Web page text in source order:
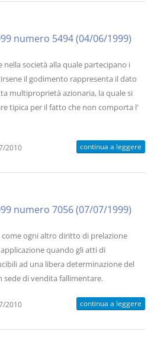
numero 5494 (04/06/1999)
società alla quale partecipano i
il godimento rappresenta il dato
multiproprietà azionaria, la quale si
tipica per il fatto che non comporta l'
2010 continua a leggere
numero 7056 (07/07/1999)
come ogni altro diritto di prelazione
quando gli atti di
ad una libera determinazione del
sede di vendita fallimentare.
2010 continua a leggere